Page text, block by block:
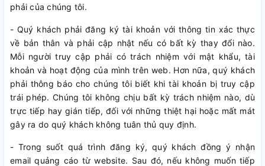
phải của chúng tôi.
- Quý khách phải đăng ký tài khoản với thông tin xác thực
về bản thân và phải cập nhật nếu có bất kỳ thay đổi nào.
Mỗi người truy cập phải có trách nhiệm với mật khẩu, tài
khoản và hoạt động của mình trên web. Hơn nữa, quý khách
phải thông báo cho chúng tôi biết khi tài khoản bị truy cập
trái phép. Chúng tôi không chịu bất kỳ trách nhiệm nào, dù
trực tiếp hay gián tiếp, đối với những thiệt hại hoặc mất mát
gây ra do quý khách không tuân thủ quy định.
- Trong suốt quá trình đăng ký, quý khách đồng ý nhận
email quảng cáo từ website. Sau đó, nếu không muốn tiếp